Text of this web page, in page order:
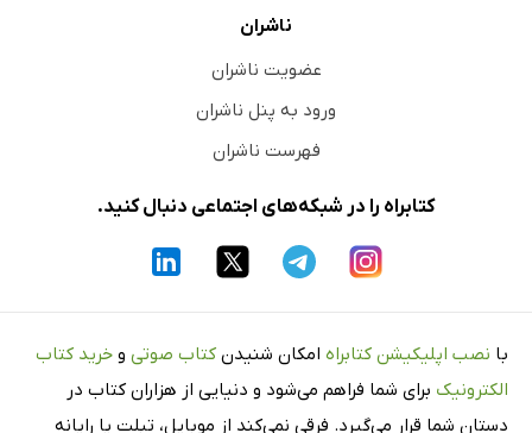
ناشران
عضویت ناشران
ورود به پنل ناشران
فهرست ناشران
کتابراه را در شبکه‌های اجتماعی دنبال کنید.
با نصب اپلیکیشن کتابراه امکان شنیدن کتاب صوتی و خرید کتاب
الکترونیک برای شما فراهم می‌شود و دنیایی از هزاران کتاب در
دستان شما قرار می‌گیرد. فرقی نمی‌کند از موبایل، تبلت یا رایانه